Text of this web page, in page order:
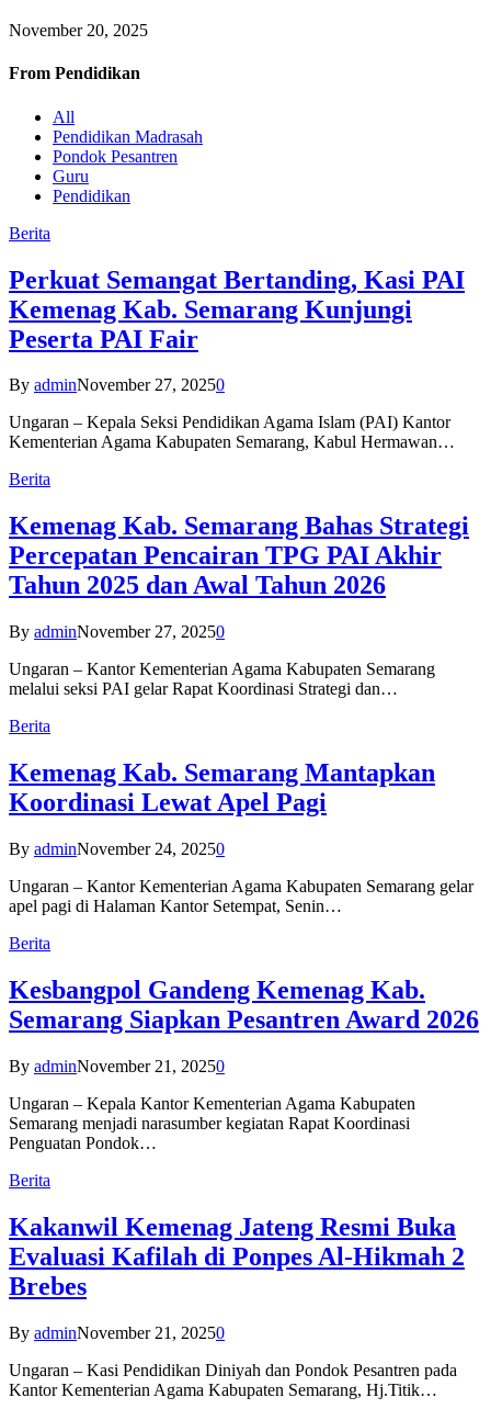
November 20, 2025
From Pendidikan
All
Pendidikan Madrasah
Pondok Pesantren
Guru
Pendidikan
Berita
Perkuat Semangat Bertanding, Kasi PAI
Kemenag Kab. Semarang Kunjungi
Peserta PAI Fair
By adminNovember 27, 20250
Ungaran – Kepala Seksi Pendidikan Agama Islam (PAI) Kantor
Kementerian Agama Kabupaten Semarang, Kabul Hermawan…
Berita
Kemenag Kab. Semarang Bahas Strategi
Percepatan Pencairan TPG PAI Akhir
Tahun 2025 dan Awal Tahun 2026
By adminNovember 27, 20250
Ungaran – Kantor Kementerian Agama Kabupaten Semarang
melalui seksi PAI gelar Rapat Koordinasi Strategi dan…
Berita
Kemenag Kab. Semarang Mantapkan
Koordinasi Lewat Apel Pagi
By adminNovember 24, 20250
Ungaran – Kantor Kementerian Agama Kabupaten Semarang gelar
apel pagi di Halaman Kantor Setempat, Senin…
Berita
Kesbangpol Gandeng Kemenag Kab.
Semarang Siapkan Pesantren Award 2026
By adminNovember 21, 20250
Ungaran – Kepala Kantor Kementerian Agama Kabupaten
Semarang menjadi narasumber kegiatan Rapat Koordinasi
Penguatan Pondok…
Berita
Kakanwil Kemenag Jateng Resmi Buka
Evaluasi Kafilah di Ponpes Al-Hikmah 2
Brebes
By adminNovember 21, 20250
Ungaran – Kasi Pendidikan Diniyah dan Pondok Pesantren pada
Kantor Kementerian Agama Kabupaten Semarang, Hj.Titik…